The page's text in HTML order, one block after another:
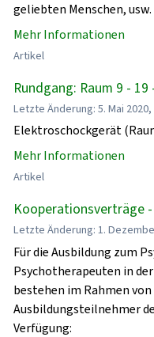
geliebten Menschen, usw.
Mehr Informationen
Artikel
Rundgang: Raum 9 -
Letzte Änderung: 5. Mai 2020,
Elektroschockgerät
Mehr Informationen
Artikel
Kooperationsverträge
Letzte Änderung: 1.
Für die Ausbildung zum
Psychotherapeuten in
bestehen im Rahmen
Ausbildungsteilnehmer
Verfügung: